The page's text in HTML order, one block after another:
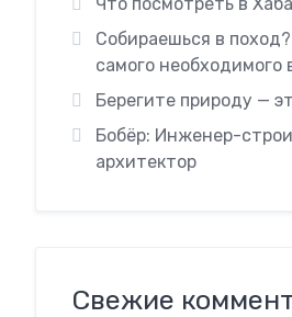
Собираешься в
самого необходимого
Берегите природу —
Бобёр: Инженер-
архитектор
Свежие